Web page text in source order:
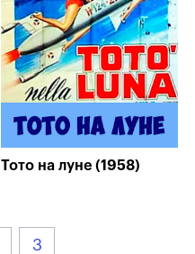
Тото на луне (1958)
3